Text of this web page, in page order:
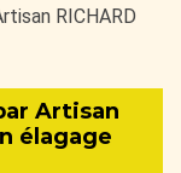
RICHARD
Artisan
élagage